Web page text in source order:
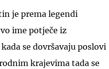
je prema legendi
ime potječe iz
se dovršavaju poslovi
krajevima tada se